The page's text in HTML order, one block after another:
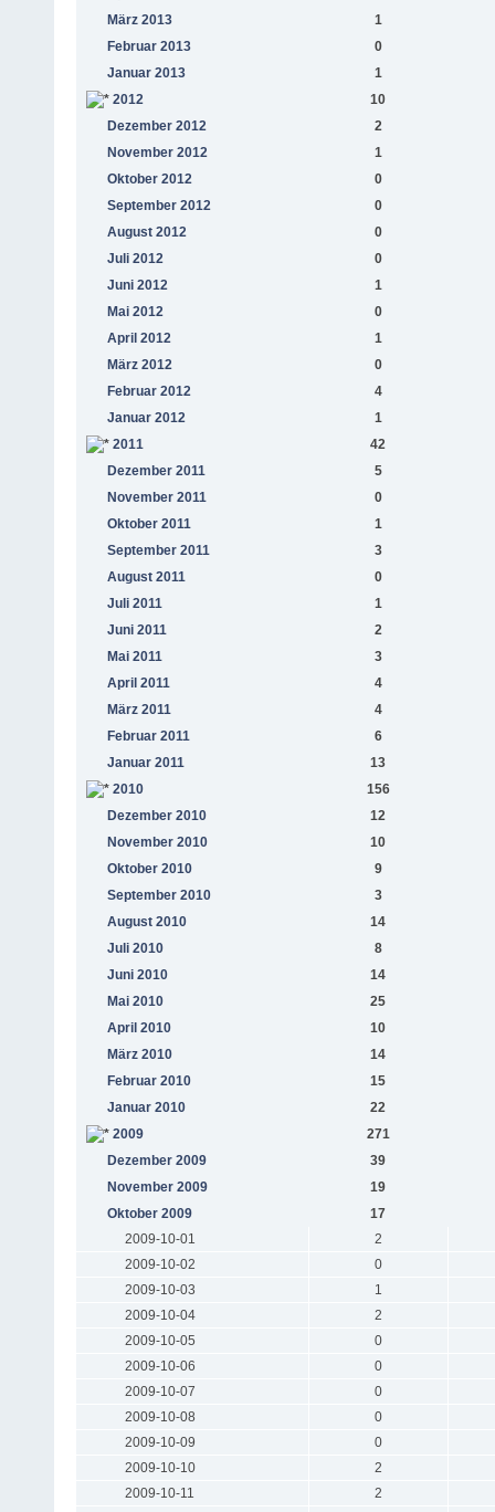
März 2013
1
Februar 2013
0
Januar 2013
1
2012
10
Dezember 2012
2
November 2012
1
Oktober 2012
0
September 2012
0
August 2012
0
Juli 2012
0
Juni 2012
1
Mai 2012
0
April 2012
1
März 2012
0
Februar 2012
4
Januar 2012
1
2011
42
Dezember 2011
5
November 2011
0
Oktober 2011
1
September 2011
3
August 2011
0
Juli 2011
1
Juni 2011
2
Mai 2011
3
April 2011
4
März 2011
4
Februar 2011
6
Januar 2011
13
2010
156
Dezember 2010
12
November 2010
10
Oktober 2010
9
September 2010
3
August 2010
14
Juli 2010
8
Juni 2010
14
Mai 2010
25
April 2010
10
März 2010
14
Februar 2010
15
Januar 2010
22
2009
271
Dezember 2009
39
November 2009
19
Oktober 2009
17
2009-10-01
2
2009-10-02
0
2009-10-03
1
2009-10-04
2
2009-10-05
0
2009-10-06
0
2009-10-07
0
2009-10-08
0
2009-10-09
0
2009-10-10
2
2009-10-11
2